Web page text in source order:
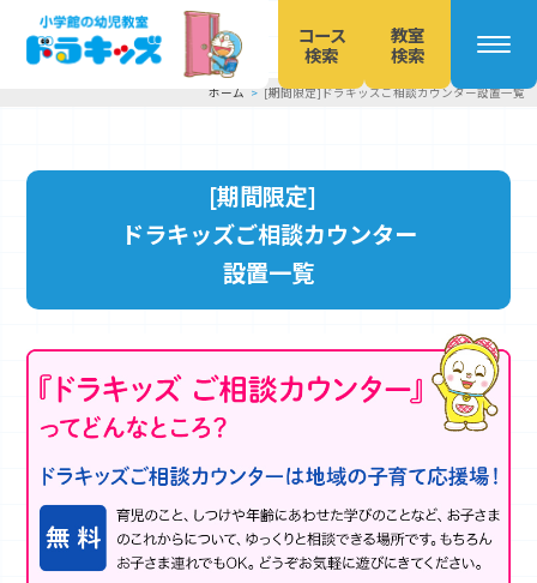
コース
検索
教室
検索
ホーム [期間限定]ドラキッズご相談カウンター設置一覧
[期間限定]
ドラキッズご相談カウンター
設置一覧